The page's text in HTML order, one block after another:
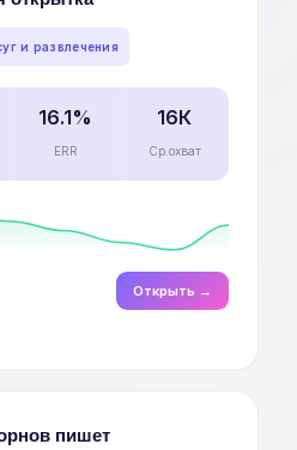
и развлечения
16.1%
ERR
16К
Ср.охват
Открыть →
пишет